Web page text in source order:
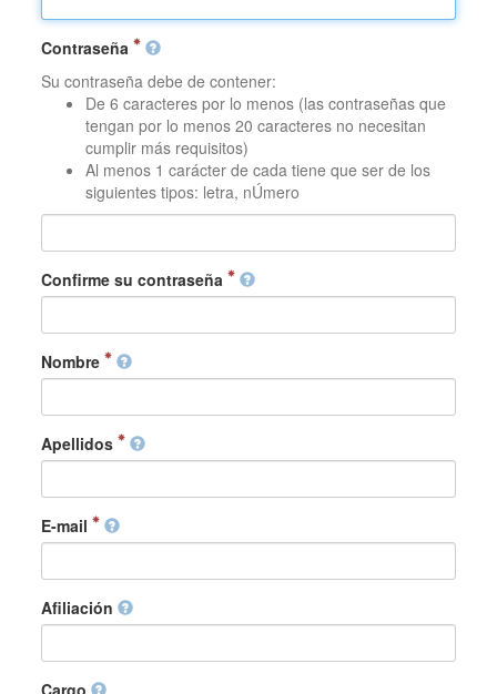
Contraseña
Su contraseña debe de contener:
De 6 caracteres por lo menos (las contraseñas que
tengan por lo menos 20 caracteres no necesitan
cumplir más requisitos)
Al menos 1 carácter de cada tiene que ser de los
siguientes tipos: letra, nÚmero
Confirme su contraseña
Nombre
Apellidos
E-mail
Afiliación
Cargo